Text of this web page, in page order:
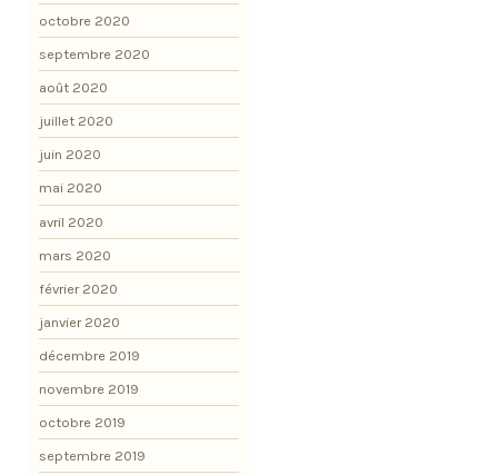
octobre 2020
septembre 2020
août 2020
juillet 2020
juin 2020
mai 2020
avril 2020
mars 2020
février 2020
janvier 2020
décembre 2019
novembre 2019
octobre 2019
septembre 2019